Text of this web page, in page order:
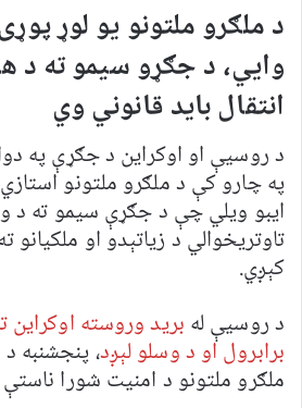
د ملګرو ملتونو یو لوړ
وايي، د جګړو سیمو ته د
انتقال باید قانوني وي
د روسیې او اوکراین د جګړې په
په چارو کې د ملګرو ملتونو
ایبو ویلي چې د جګړې سیمو ته د
تاوتریخوالي د زیاتېدو او ملکيانو
کېږي.
د روسیې له برید وروسته
برابرول او د وسلو لېږد
ملګرو ملتونو د امنیت شورا